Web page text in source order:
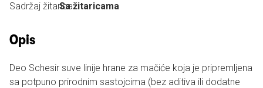
Sadržaj žitarica:Sa žitaricama
Opis
Deo Schesir suve linije hrane za mačiće koja je pripremljena
sa potpuno prirodnim sastojcima (bez aditiva ili dodatne